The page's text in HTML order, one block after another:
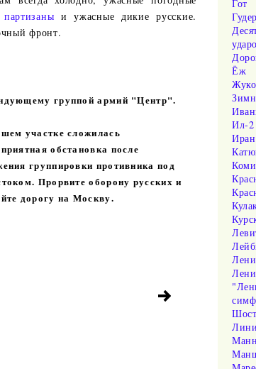
Гот
Ёж
Ил-2
Иран
партизаны и ужасные дикие русские.
фронт.
группой армий "Центр".
участке сложилась
обстановка после
группировки противника под
Прорвите оборону русских и
дорогу на Москву.